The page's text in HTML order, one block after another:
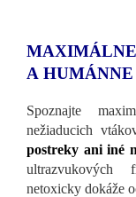
A
Spoznajte
nežiaducich
postreky ani iné
ultrazvukových
netoxicky dokáže